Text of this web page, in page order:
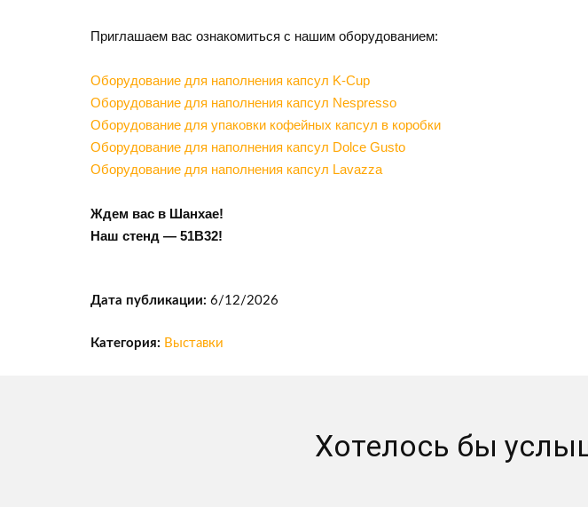
Приглашаем вас ознакомиться с нашим оборудованием:
Оборудование для наполнения капсул K-Cup
Оборудование для наполнения капсул Nespresso
Оборудование для упаковки кофейных капсул в коробки
Оборудование для наполнения капсул Dolce Gusto
Оборудование для наполнения капсул Lavazza
Ждем вас в Шанхае!
Наш стенд — 51B32!
Дата публикации: 6/12/2026
Категория: Выставки
Хотелось бы